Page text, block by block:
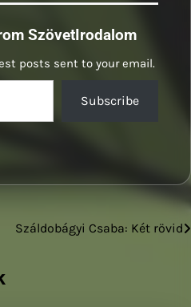
SzövetIrodalom
posts sent to your email.
Subscribe
Száldobágyi Csaba: Két rövid